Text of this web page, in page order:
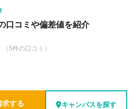
口コミや偏差値を紹介
（5件の口コミ）
する キャンパスを探す